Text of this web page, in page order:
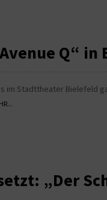
Q“ in
im Stadttheater Bielefeld
„Der